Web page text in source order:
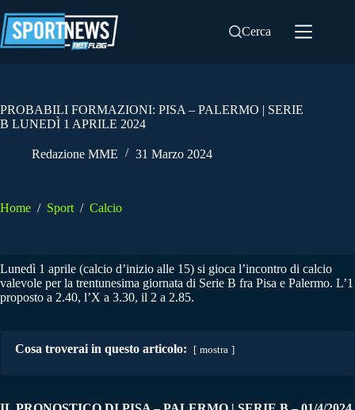
al
contenuto
Cerca
PROBABILI FORMAZIONI: PISA – PALERMO | SERIE
B LUNEDÌ 1 APRILE 2024
Redazione MME 31 Marzo 2024
Home / Sport / Calcio
Lunedì 1 aprile (calcio d’inizio alle 15) si gioca l’incontro di calcio
valevole per la trentunesima giornata di Serie B fra Pisa e Palermo. L’1
proposto a 2.40, l’X a 3.30, il 2 a 2.85.
Cosa troverai in questo articolo: mostra